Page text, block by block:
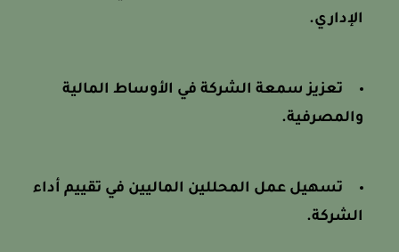
الإداري.
تعزيز سمعة الشركة في الأوساط المالية
والمصرفية.
تسهيل عمل المحللين الماليين في تقييم أداء
الشركة.